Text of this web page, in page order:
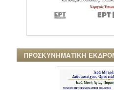
ΠΡΟΣΚΥΝΗΜΑΤΙΚΗ